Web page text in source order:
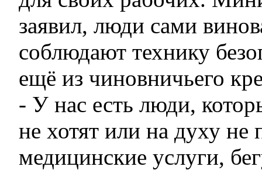
заявил, люди сами
соблюдают технику
ещё из чиновничьего
- У нас есть люди,
не хотят или на духу не
медицинские услуги,